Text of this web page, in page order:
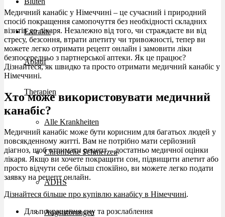
Extrakte
Ablauf
Therapien
Alle Krankheiten
Chronische Schmerzen
ADHS
Angststörungen
Медичний канабіс у Німеччині – це сучасний і природний
спосіб покращення самопочуття без необхідності складних
візитів до лікаря. Незалежно від того, чи страждаєте ви від
стресу, безсоння, втрати апетиту чи тривожності, тепер ви
можете легко отримати рецепт онлайн і замовити ліки
безпосередньо з партнерської аптеки. Як це працює?
Дізнайтеся, як швидко та просто отримати медичний канабіс у
Німеччині.
Хто може використовувати медичний
канабіс?
Медичний канабіс може бути корисним для багатьох людей у
повсякденному житті. Вам не потрібно мати серйозний
діагноз, щоб отримати рецепт – достатньо медичної оцінки
лікаря. Якщо ви хочете покращити сон, підвищити апетит або
просто відчути себе більш спокійно, ви можете легко подати
заявку на рецепт онлайн.
Дізнайтеся більше про купівлю канабісу в Німеччині.
Для покращення сну та розслаблення